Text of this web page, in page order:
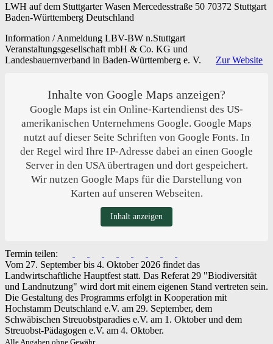
LWH auf dem Stuttgarter Wasen Mercedesstraße 50 70372 Stuttgart
Baden-Württemberg Deutschland
Information / Anmeldung LBV-BW n.Stuttgart
Veranstaltungsgesellschaft mbH & Co. KG und
Landesbauernverband in Baden-Württemberg e. V.
Zur Website
Inhalte von Google Maps anzeigen?
Google Maps ist ein Online-Kartendienst des US-
amerikanischen Unternehmens Google. Google Maps
nutzt auf dieser Seite Schriften von Google Fonts. In
der Regel wird Ihre IP-Adresse dabei an einen Google
Server in den USA übertragen und dort gespeichert.
Wir nutzen Google Maps für die Darstellung von
Karten auf unseren Webseiten.
Inhalt anzeigen
Termin teilen:
Vom 27. September bis 4. Oktober 2026 findet das
Landwirtschaftliche Hauptfest statt. Das Referat 29 "Biodiversität
und Landnutzung" wird dort mit einem eigenen Stand vertreten sein.
Die Gestaltung des Programms erfolgt in Kooperation mit
Hochstamm Deutschland e.V. am 29. September, dem
Schwäbischen Streuobstparadies e.V. am 1. Oktober und dem
Streuobst-Pädagogen e.V. am 4. Oktober.
Alle Angaben ohne Gewähr.